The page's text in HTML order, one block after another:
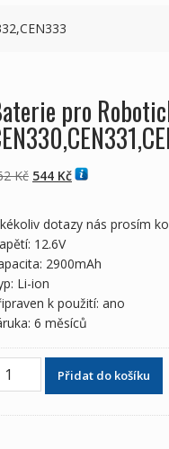
pro
Kč Původní
762 Kč
544 KčAktuální
544 Kč
dotazy nás prosím
12.6V
2900mAh
Li-ion
k použití: ano
6 měsíců
Přidat do košíku